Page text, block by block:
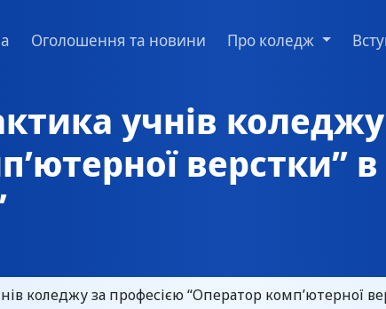
Оголошення та новини Про коледж
учнів
верстки” в
коледжу за професією “Оператор комп’ютерної